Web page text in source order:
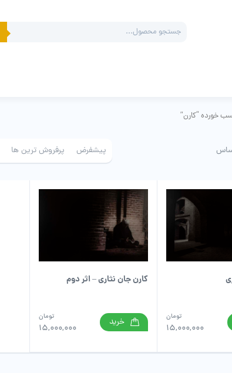
search
خورده “کارن”
پیشفرض پرفروش ترین ها
15,000,000
تومان
کارن جان نثاری – اثر دوم
15,000,000
تومان خرید